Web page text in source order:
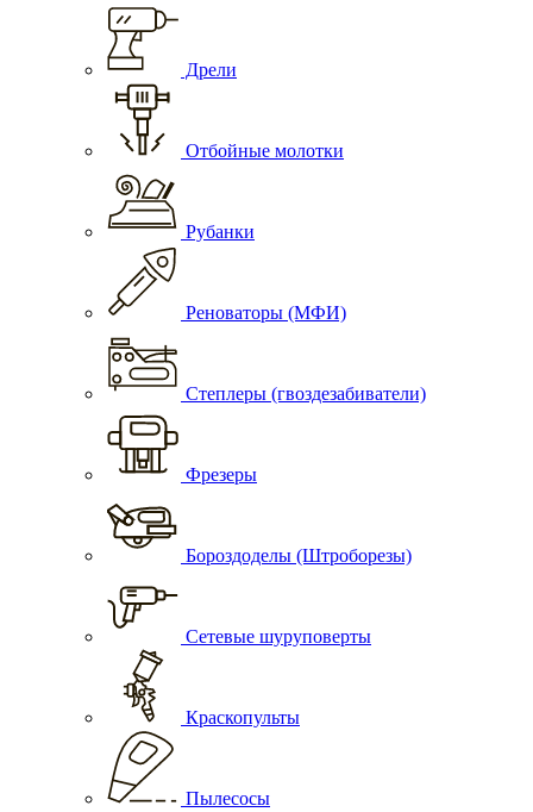
Дрели
Отбойные молотки
Рубанки
Реноваторы (МФИ)
Степлеры (гвоздезабиватели)
Фрезеры
Бороздоделы (Штроборезы)
Сетевые шуруповерты
Краскопульты
Пылесосы